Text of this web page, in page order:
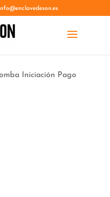
Iniciación Pago